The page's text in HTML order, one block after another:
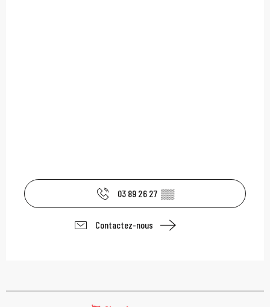
03 89 26 27 ▒▒
Contactez-nous